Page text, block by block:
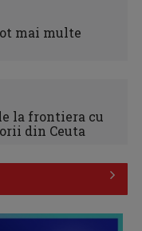
mai multe
la frontiera cu
din Ceuta